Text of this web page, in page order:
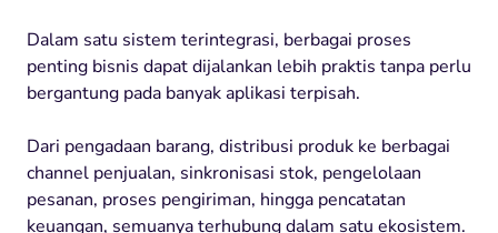
Dalam satu sistem terintegrasi, berbagai proses
penting bisnis dapat dijalankan lebih praktis tanpa perlu
bergantung pada banyak aplikasi terpisah.
Dari pengadaan barang, distribusi produk ke berbagai
channel penjualan, sinkronisasi stok, pengelolaan
pesanan, proses pengiriman, hingga pencatatan
keuangan, semuanya terhubung dalam satu ekosistem.